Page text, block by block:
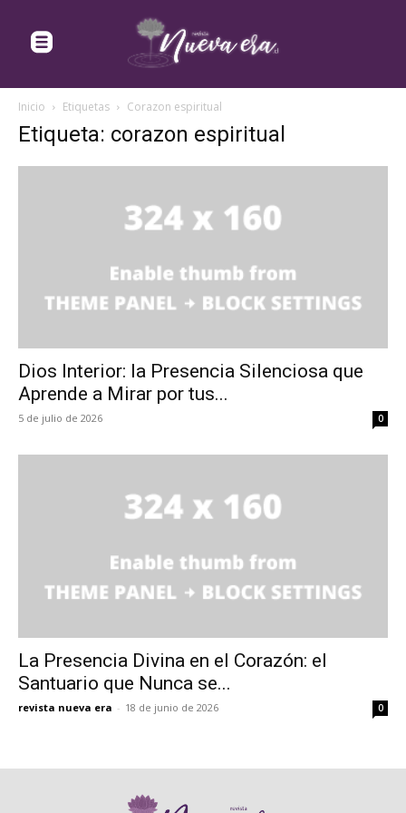
Inicio Etiquetas Corazon espiritual
Etiqueta: corazon espiritual
Dios Interior: la Presencia Silenciosa que
Aprende a Mirar por tus...
5 de julio de 2026 0
La Presencia Divina en el Corazón: el
Santuario que Nunca se...
revista nueva era - 18 de junio de 2026 0